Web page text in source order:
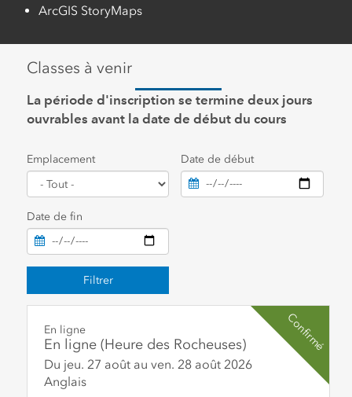
ArcGIS StoryMaps
Classes à venir
La période d'inscription se termine deux jours
ouvrables avant la date de début du cours
Emplacement Date de début
Date de fin
Filtrer
Confirmé
En ligne
En ligne (Heure des Rocheuses)
Du jeu. 27 août au ven. 28 août 2026
Anglais